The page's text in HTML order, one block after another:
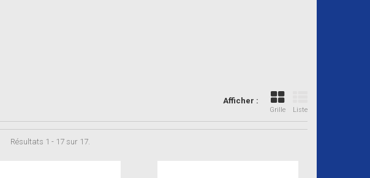
Afficher :
Grille Liste
Résultats 1 - 17 sur 17.